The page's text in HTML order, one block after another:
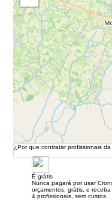
¿Por que contratar profissionais
É grátis
Nunca pagará por usar
orçamentos, grátis, e
4 profissionais, sem custos.